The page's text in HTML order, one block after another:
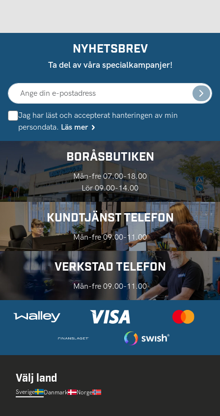
NYHETSBREV
Ta del av våra specialkampanjer!
Jag har läst och accepterat hanteringen av min
persondata. Läs mer
BORÅSBUTIKEN
Mån-fre 07.00-18.00
Lör 09.00-14.00
KUNDTJÄNST TELEFON
Mån-fre 09.00-11.00
VERKSTAD TELEFON
Mån-fre 09.00-11.00
Välj land
Sverige Danmark Norge